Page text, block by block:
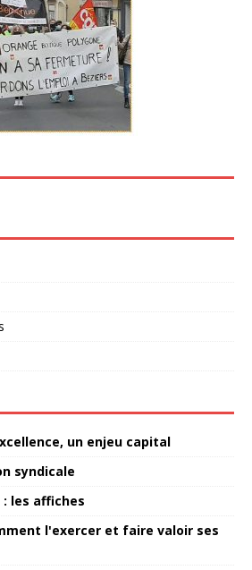
un enjeu capital
syndicale
les affiches
l'exercer et faire valoir ses